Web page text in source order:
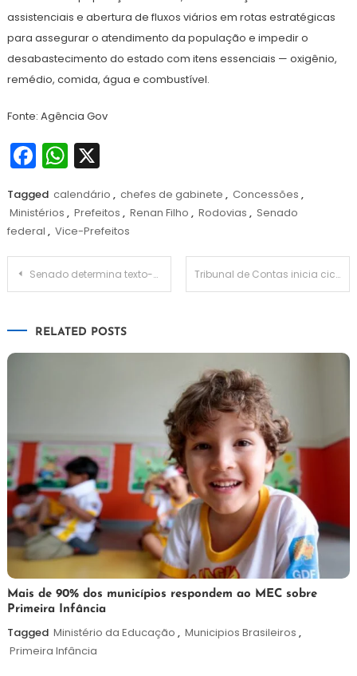
assistenciais e abertura de fluxos viários em rotas estratégicas
para assegurar o atendimento da população e impedir o
desabastecimento do estado com itens essenciais — oxigênio,
remédio, comida, água e combustível.
Fonte: Agência Gov
Facebook
WhatsApp
X
Tagged calendário , chefes de gabinete , Concessões ,
Ministérios , Prefeitos , Renan Filho , Rodovias , Senado
federal , Vice-Prefeitos
Navegação
Senado determina texto-base do projeto que cria marco legal para produção de hidrogênio verde Tribunal de Contas inicia ciclo de debates sobre nova lei de licitações com universidades públicas
RELATED POSTS
25
de
maio
de
Maurilio
Mais de 90% dos municípios respondem ao MEC sobre
Primeira Infância
Tagged Ministério da Educação , Municipios Brasileiros ,
Primeira Infância